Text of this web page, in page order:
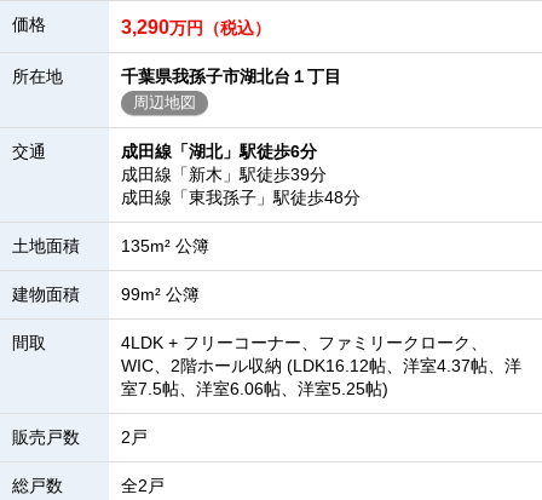
価格 3,290万円（税込）
所在地 千葉県我孫子市湖北台１丁目
周辺地図
交通
成田線「湖北」駅徒歩6分
成田線「新木」駅徒歩39分
成田線「東我孫子」駅徒歩48分
土地面積 135m² 公簿
建物面積 99m² 公簿
間取
4LDK + フリーコーナー、ファミリークローク、
WIC、2階ホール収納 (LDK16.12帖、洋室4.37帖、洋
室7.5帖、洋室6.06帖、洋室5.25帖)
販売戸数 2戸
総戸数 全2戸